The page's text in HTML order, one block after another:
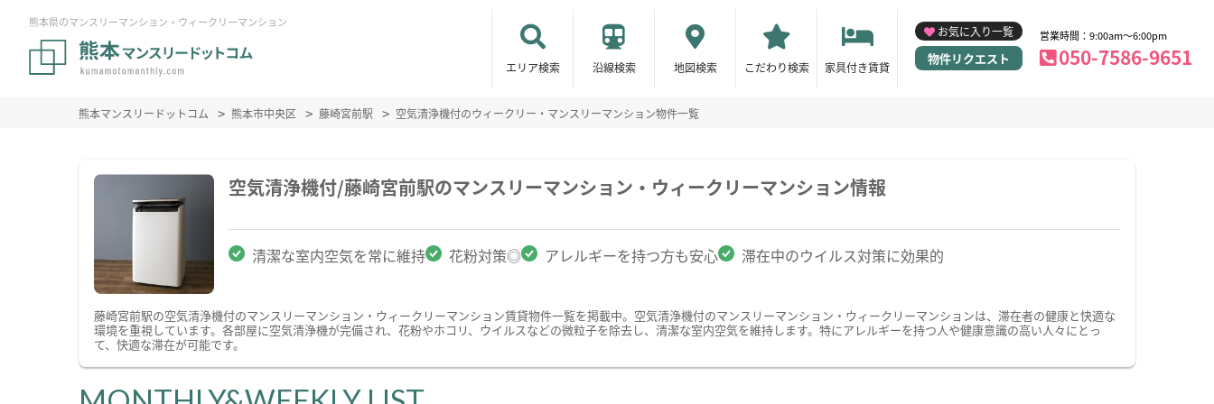
熊本県のマンスリーマンション・ウィークリーマンション
エリア検索 沿線検索 地図検索 こだわり検索 家具付き賃貸
お気に入り一覧
物件リクエスト
営業時間：9:00am～6:00pm
050-7586-9651
熊本マンスリードットコム 熊本市中央区 藤崎宮前駅 空気清浄機付のウィークリー・マンスリーマンション物件一覧
空気清浄機付/藤崎宮前駅のマンスリーマンション・ウィークリーマンション情報
清潔な室内空気を常に維持 花粉対策◎ アレルギーを持つ方も安心 滞在中のウイルス対策に効果的
藤崎宮前駅の空気清浄機付のマンスリーマンション・ウィークリーマンション賃貸物件一覧を掲載中。空気清浄機付のマンスリーマンション・ウィークリーマンションは、滞在者の健康と快適な
環境を重視しています。各部屋に空気清浄機が完備され、花粉やホコリ、ウイルスなどの微粒子を除去し、清潔な室内空気を維持します。特にアレルギーを持つ人や健康意識の高い人々にとっ
て、快適な滞在が可能です。